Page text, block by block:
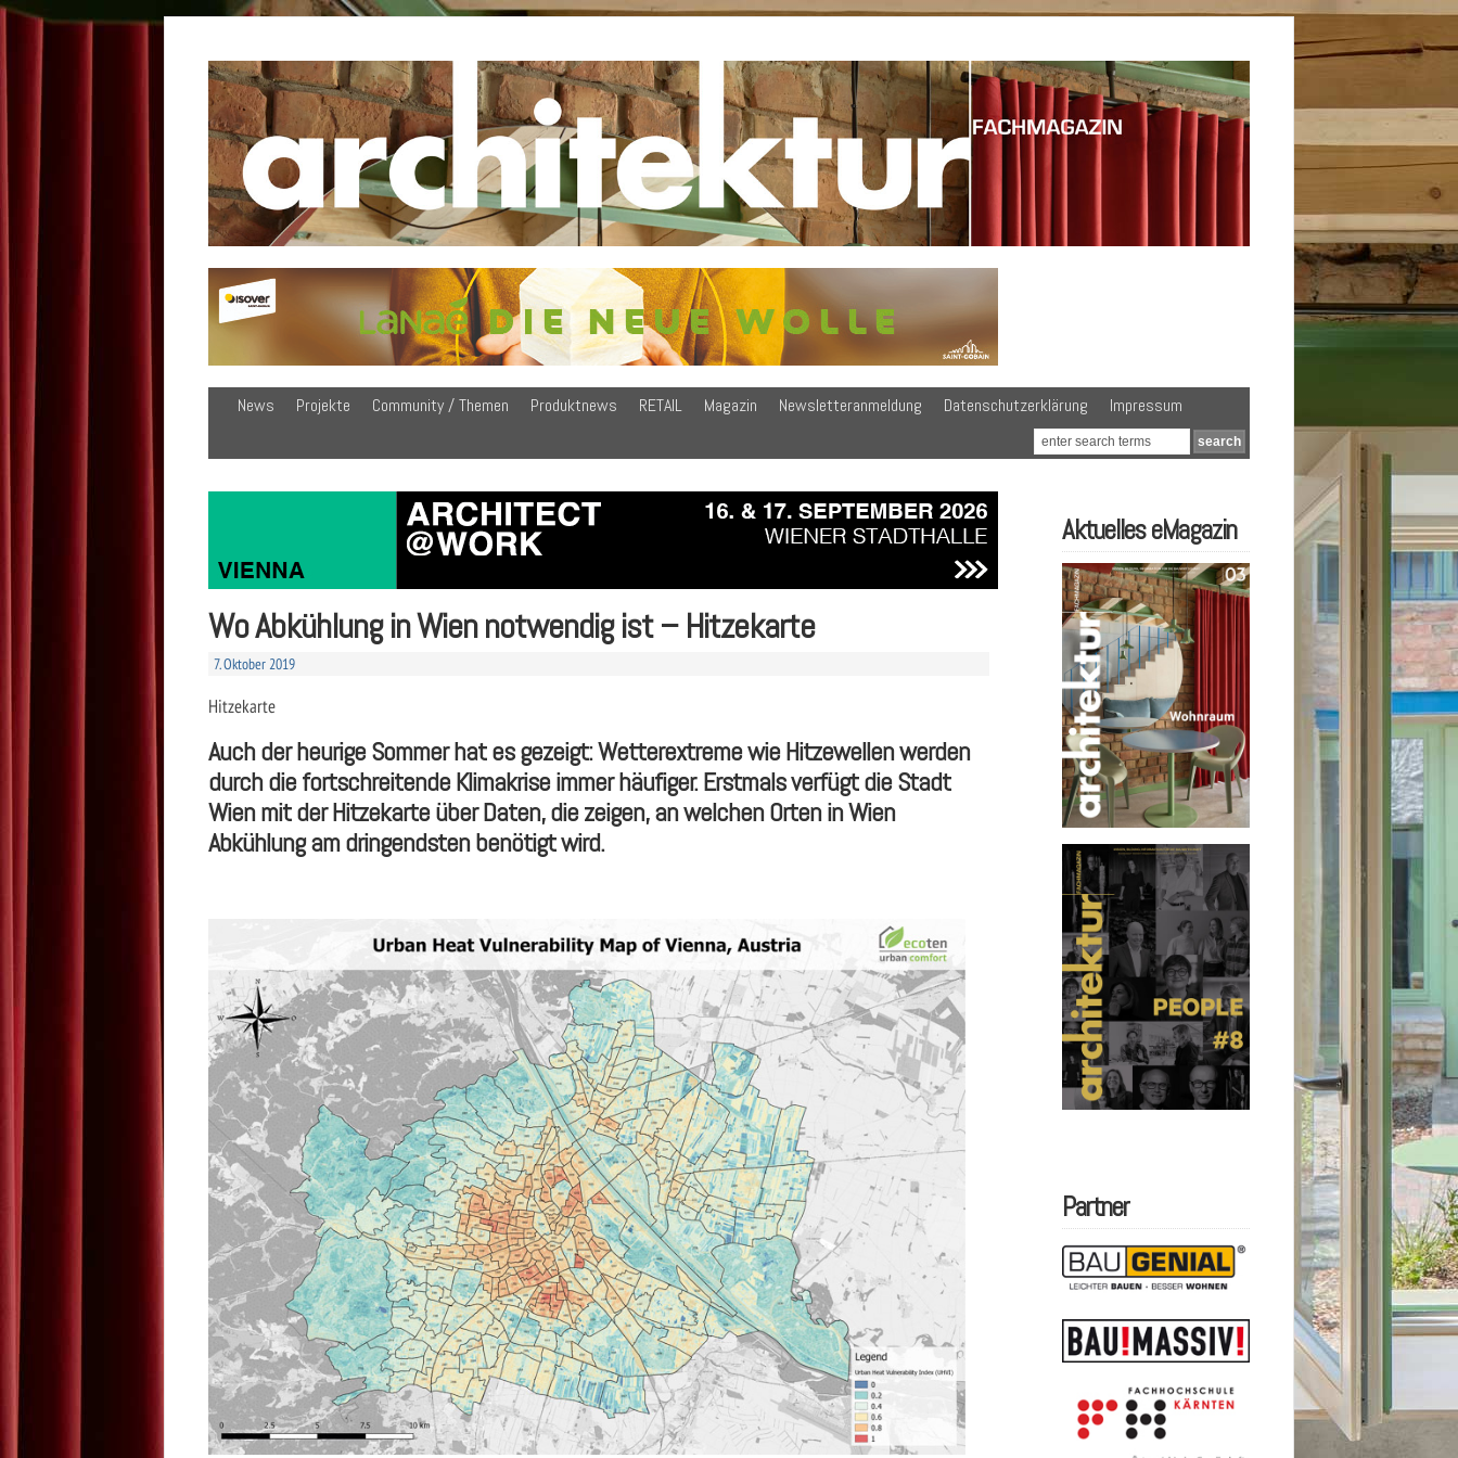
News Projekte Community / Themen Produktnews RETAIL Magazin Newsletteranmeldung Datenschutzerklärung Impressum
Wo Abkühlung in Wien notwendig ist – Hitzekarte
7. Oktober 2019
Hitzekarte
Auch der heurige Sommer hat es gezeigt: Wetterextreme wie Hitzewellen werden
durch die fortschreitende Klimakrise immer häufiger. Erstmals verfügt die Stadt
Wien mit der Hitzekarte über Daten, die zeigen, an welchen Orten in Wien
Abkühlung am dringendsten benötigt wird.
Aktuelles eMagazin
Partner